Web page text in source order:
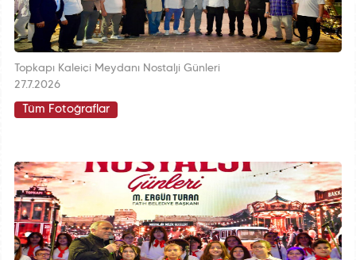
Topkapı Kaleiçi Meydanı Nostalji Günleri
27.7.2026
Tüm Fotoğraflar